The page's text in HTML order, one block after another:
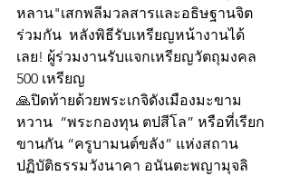
หลาน"เสกพลีมวลสารและอธิษฐานจิต
ร่วมกัน  หลังพิธีรับเหรียญหน้างานได้
เลย! ผู้ร่วมงานรับแจกเหรียญวัตถุมงคล
500 เหรียญ
🙏ปิดท้ายด้วยพระเกจิดังเมืองมะขาม
หวาน  “พระกองทุน ตปสีโล” หรือที่เรียก
ขานกัน “ครูบามนต์ขลัง” แห่งสถาน
ปฏิบัติธรรมวังนาคา อนันตะพญามุจลิ